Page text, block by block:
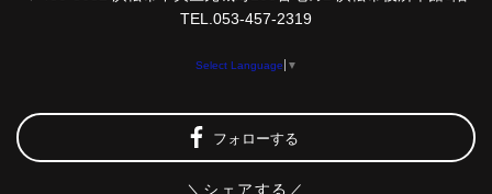
TEL.053-457-2319
Select Language ▼
＼シェアする／
フォローする